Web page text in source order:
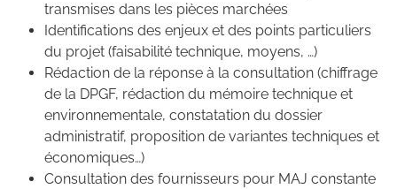
transmises dans les pièces marchées
Identifications des enjeux et des points particuliers
du projet (faisabilité technique, moyens, …)
Rédaction de la réponse à la consultation (chiffrage
de la DPGF, rédaction du mémoire technique et
environnementale, constatation du dossier
administratif, proposition de variantes techniques et
économiques…)
Consultation des fournisseurs pour MAJ constante